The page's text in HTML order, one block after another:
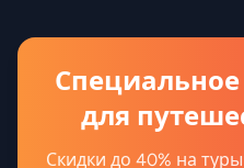
для
Скидки до 40% на